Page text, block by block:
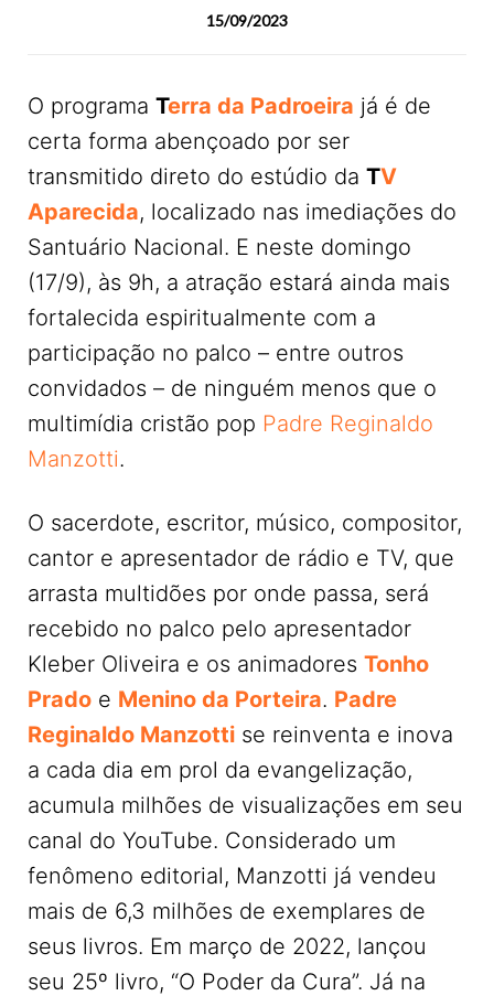
15/09/2023
O programa Terra da Padroeira já é de
certa forma abençoado por ser
transmitido direto do estúdio da TV
Aparecida, localizado nas imediações do
Santuário Nacional. E neste domingo
(17/9), às 9h, a atração estará ainda mais
fortalecida espiritualmente com a
participação no palco – entre outros
convidados – de ninguém menos que o
multimídia cristão pop Padre Reginaldo
Manzotti.
O sacerdote, escritor, músico, compositor,
cantor e apresentador de rádio e TV, que
arrasta multidões por onde passa, será
recebido no palco pelo apresentador
Kleber Oliveira e os animadores Tonho
Prado e Menino da Porteira. Padre
Reginaldo Manzotti se reinventa e inova
a cada dia em prol da evangelização,
acumula milhões de visualizações em seu
canal do YouTube. Considerado um
fenômeno editorial, Manzotti já vendeu
mais de 6,3 milhões de exemplares de
seus livros. Em março de 2022, lançou
seu 25º livro, “O Poder da Cura”. Já na